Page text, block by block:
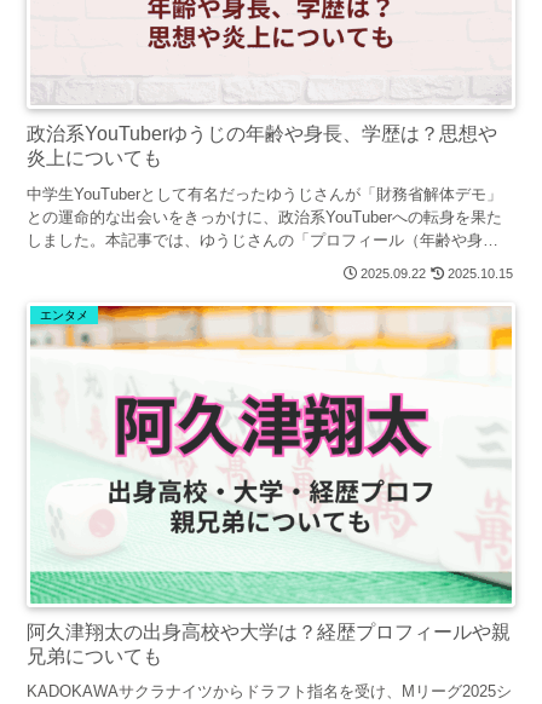
政治系YouTuberゆうじの年齢や身長、学歴は？思想や
炎上についても
中学生YouTuberとして有名だったゆうじさんが「財務省解体デモ」
との運命的な出会いをきっかけに、政治系YouTuberへの転身を果た
しました。本記事では、ゆうじさんの「プロフィール（年齢や身
長）」「学歴」「経歴」「政治思想」「炎上経験」まで幅広く紹介し
2025.09.22 2025.10.15
エンタメ
阿久津翔太の出身高校や大学は？経歴プロフィールや親
兄弟についても
KADOKAWAサクラナイツからドラフト指名を受け、Mリーグ2025シ